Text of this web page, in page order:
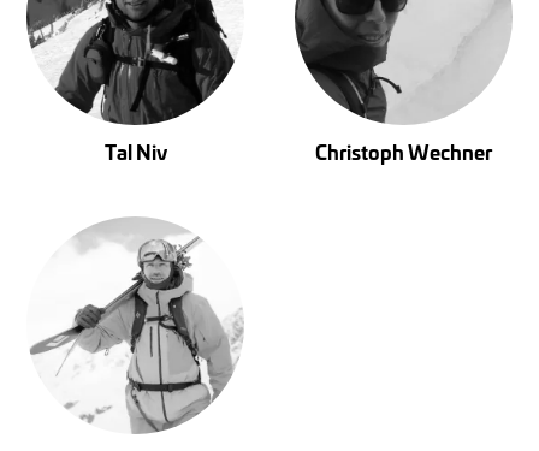
Tal Niv Christoph Wechner